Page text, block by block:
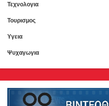
Τεχνολογια
Τουρισμος
Υγεια
Ψυχαγωγια